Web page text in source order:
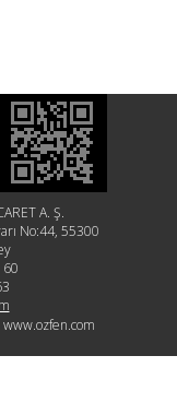
A. Ş.
No:44, 55300